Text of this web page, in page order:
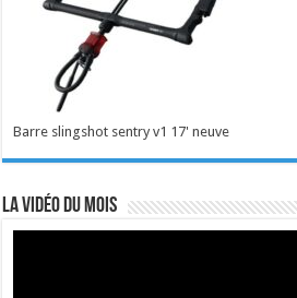
Barre slingshot sentry v1 17' neuve
La vidéo du mois